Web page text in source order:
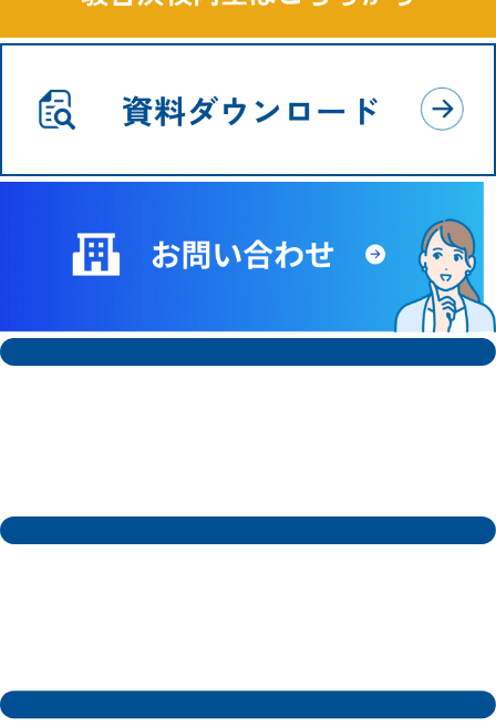
両社のノウハウを融合することで
その先の東大・京大・医学部合格までをも見据えた
指導を展開してまいります。
東大・京大・医学部他合格実績が証明する中高生指導の
確かなノウハウをもつ「駿台」